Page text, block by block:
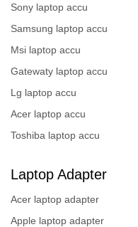
Sony laptop accu
Samsung laptop accu
Msi laptop accu
Gatewaty laptop accu
Lg laptop accu
Acer laptop accu
Toshiba laptop accu
Laptop Adapter
Acer laptop adapter
Apple laptop adapter